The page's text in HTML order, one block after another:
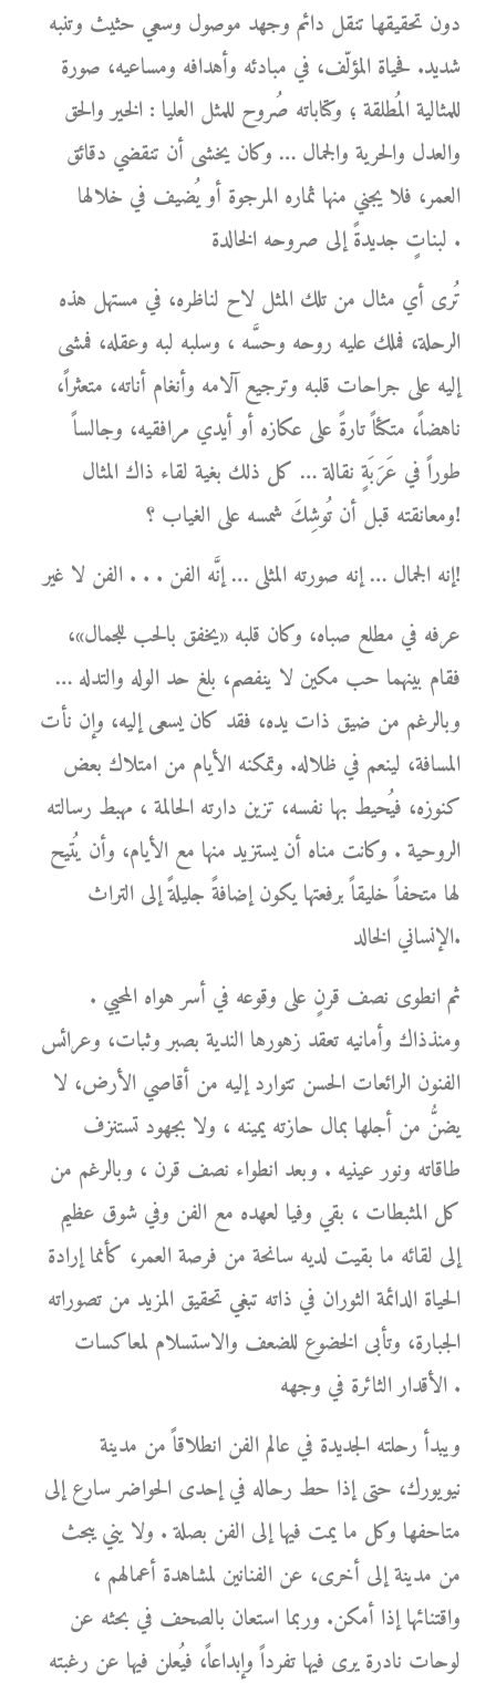
دون تحقيقها تنقل دائم وجهد موصول وسعي حثيث وتنبه
شديد. فحياة المؤلّف، في مبادئه وأهدافه ومساعيه، صورة
للمثالية المُطلقة ؛ وكتاباته صُروح للمثل العليا : الخير والحق
والعدل والحرية والجمال … وكان يخشى أن تنقضي دقائق
العمر، فلا يجني منها ثماره المرجوة أو يُضيف في خلالها
لبناتٍ جديدةً إلى صروحه الخالدة .
تُرى أي مثال من تلك المثل لاح لناظره، في مستهل هذه
الرحلة، فملك عليه روحه وحسَّه ، وسلبه لبه وعقله، فمشى
إليه على جراحات قلبه وترجيع آلامه وأنغام أناته، متعثراً،
ناهضاً، متكئاً تارةً على عكازه أو أيدي مرافقيه، وجالساً
طوراً في عَرَبَةٍ نقالة … كل ذلك بغية لقاء ذاك المثال
ومعانقته قبل أن تُوشِكَ شمسه على الغياب ؟!
إنه الجمال … إنه صورته المثلى … إنَّه الفن . . . الفن لا غير!
عرفه في مطلع صباه، وكان قلبه «يخفق بالحب للجمال»،
فقام بينهما حب مكين لا ينفصم، بلغ حد الوله والتدله …
وبالرغم من ضيق ذات يده، فقد كان يسعى إليه، وإن نأت
المسافة، لينعم في ظلاله. وتمكنه الأيام من امتلاك بعض
كنوزه، فيُحيط بها نفسه، تزين دارته الحالمة ، مهبط رسالته
الروحية . وكانت مناه أن يستزيد منها مع الأيام، وأن يُتيح
لها متحفاً خليقاً برفعتها يكون إضافةً جليلةً إلى التراث
الإنساني الخالد.
ثم انطوى نصف قرنٍ على وقوعه في أسر هواه المحيي .
ومنذذاك وأمانيه تعقد زهورها الندية بصبر وثبات، وعرائس
الفنون الرائعات الحسن تتوارد إليه من أقاصي الأرض، لا
يضنُّ من أجلها بمال حازته يمينه ، ولا بجهود تستنزف
طاقاته ونور عينيه . وبعد انطواء نصف قرن ، وبالرغم من
كل المثبطات ، بقي وفيا لعهده مع الفن وفي شوق عظيم
إلى لقائه ما بقيت لديه سانحة من فرصة العمر، كأنما إرادة
الحياة الدائمة الثوران في ذاته تبغي تحقيق المزيد من تصوراته
الجبارة، وتأبى الخضوع للضعف والاستسلام لمعاكسات
الأقدار الثائرة في وجهه .
ويبدأ رحلته الجديدة في عالم الفن انطلاقاً من مدينة
نيويورك، حتى إذا حط رحاله في إحدى الحواضر سارع إلى
متاحفها وكل ما يمت فيها إلى الفن بصلة . ولا يني يبحث
من مدينة إلى أخرى، عن الفنانين لمشاهدة أعمالهم ،
واقتنائها إذا أمكن. وربما استعان بالصحف في بحثه عن
لوحات نادرة يرى فيها تفرداً وإبداعاً، فيُعلن فيها عن رغبته